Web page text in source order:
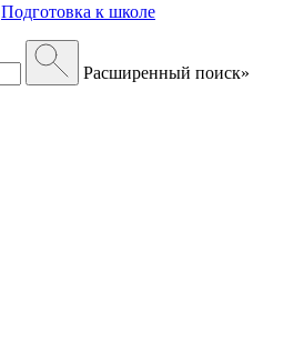
Подготовка к школе
Расширенный поиск»